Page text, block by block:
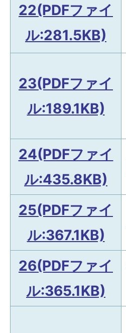
22(PDFファイ
ル:281.5KB)
23(PDFファイ
ル:189.1KB)
24(PDFファイ
ル:435.8KB)
25(PDFファイ
ル:367.1KB)
26(PDFファイ
ル:365.1KB)